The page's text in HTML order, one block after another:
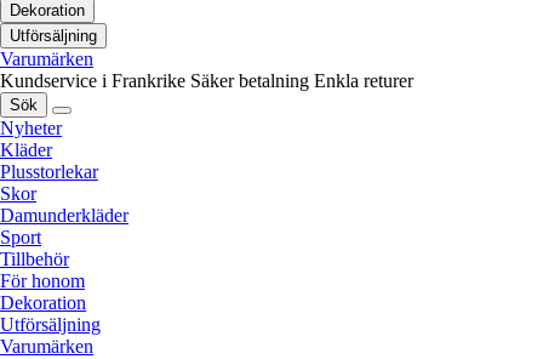
Dekoration
Utförsäljning
Varumärken
Kundservice i Frankrike Säker betalning Enkla returer
Sök
Nyheter
Kläder
Plusstorlekar
Skor
Damunderkläder
Sport
Tillbehör
För honom
Dekoration
Utförsäljning
Varumärken